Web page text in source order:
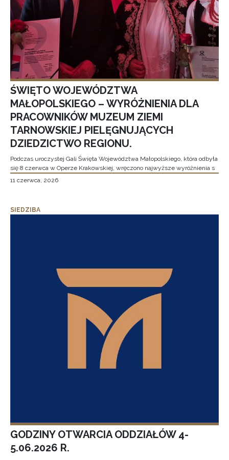
ŚWIĘTO WOJEWÓDZTWA
MAŁOPOLSKIEGO – WYRÓŻNIENIA DLA
PRACOWNIKÓW MUZEUM ZIEMI
TARNOWSKIEJ PIELĘGNUJĄCYCH
DZIEDZICTWO REGIONU.
Podczas uroczystej Gali Święta Województwa Małopolskiego, która odbyła
się 8 czerwca w Operze Krakowskiej, wręczono najwyższe wyróżnienia s
11 czerwca, 2026
SIEDZIBA
GODZINY OTWARCIA ODDZIAŁÓW 4-
5.06.2026 R.